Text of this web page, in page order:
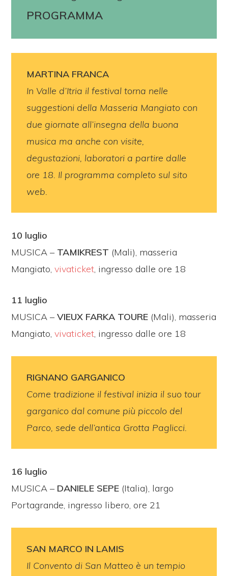
PROGRAMMA
MARTINA FRANCA
In Valle d’Itria il festival torna nelle
suggestioni della Masseria Mangiato con
due giornate all’insegna della buona
musica ma anche con visite,
degustazioni, laboratori a partire dalle
ore 18. Il programma completo sul sito
web.
10 luglio
MUSICA – TAMIKREST (Mali), masseria
Mangiato,vivaticket, ingresso dalle ore 18
11 luglio
MUSICA –VIEUX FARKA TOURE (Mali), masseria
Mangiato,vivaticket, ingresso dalle ore 18
RIGNANO GARGANICO
Come tradizione il festival inizia il suo tour
garganico dal comune più piccolo del
Parco, sede dell’antica Grotta Paglicci.
16 luglio
MUSICA – DANIELE SEPE (Italia), largo
Portagrande, ingresso libero, ore 21
SAN MARCO IN LAMIS
Il Convento di San Matteo è un tempio